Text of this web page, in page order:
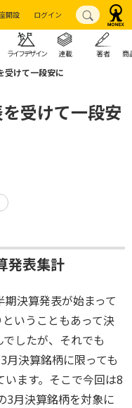
開設 ログイン
ライフデザイン 連載 著者 商
受けて一段安に
受けて一段安
発表集計
決算発表が始まって
いうこともあって決
したが、それでも
月決算銘柄に限っても
ます。そこで今回は8
3月決算銘柄を対象に